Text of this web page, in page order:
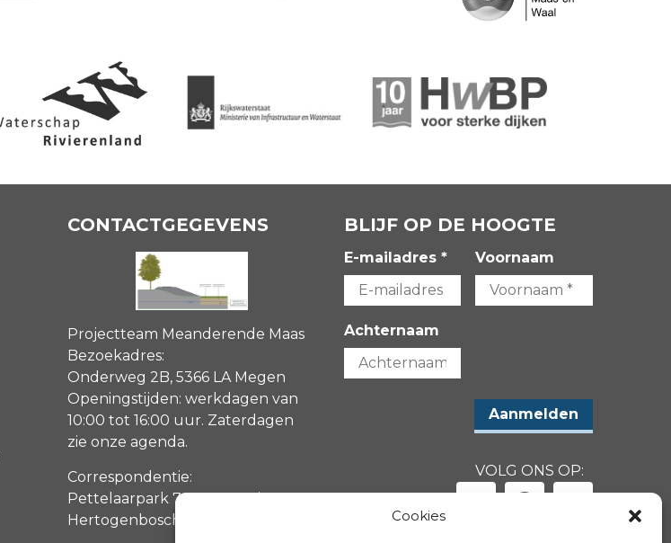
Cookies
CONTACTGEGEVENS
Projectteam Meanderende Maas
Bezoekadres:
Onderweg 2B, 5366 LA Megen
Openingstijden: werkdagen van
10:00 tot 16:00 uur. Zaterdagen
zie onze agenda.
Correspondentie:
Pettelaarpark 70, 5216 PP ‘s-
Hertogenbosch
BLIJF OP DE HOOGTE
E-mailadres * Voornaam
Achternaam
VOLG ONS OP: